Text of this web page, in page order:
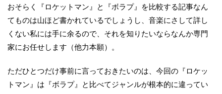
おそらく『ロケットマン』と『ボラプ』を比較する記事なん
てものは山ほど書かれているでしょうし、音楽にさして詳し
くない私には手に余るので、それを知りたいならなんか専門
家にお任せします（他力本願）。
ただひとつだけ事前に言っておきたいのは、今回の『ロケッ
トマン』は『ボラプ』と比べてジャンルが根本的に違ってい